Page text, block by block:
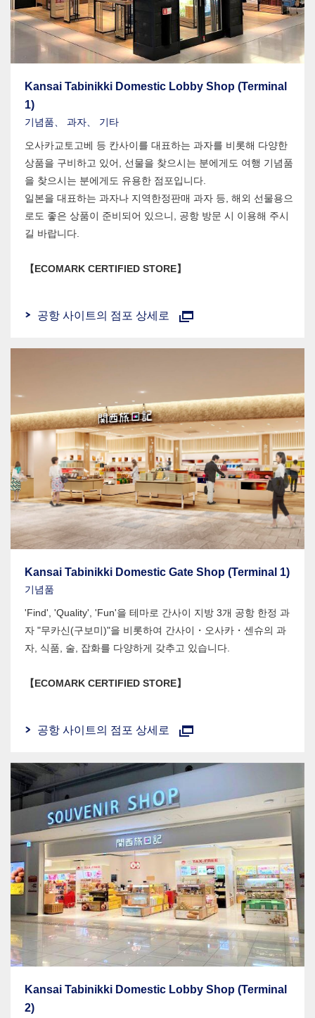
Kansai Tabinikki Domestic Lobby Shop (Terminal
1)
기념품、 과자、 기타
오사카교토고베 등 칸사이를 대표하는 과자를 비롯해 다양한
상품을 구비하고 있어, 선물을 찾으시는 분에게도 여행 기념품
을 찾으시는 분에게도 유용한 점포입니다.
일본을 대표하는 과자나 지역한정판매 과자 등, 해외 선물용으
로도 좋은 상품이 준비되어 있으니, 공항 방문 시 이용해 주시
길 바랍니다.
【ECOMARK CERTIFIED STORE】
공항 사이트의 점포 상세로
Kansai Tabinikki Domestic Gate Shop (Terminal 1)
기념품
'Find', 'Quality', 'Fun'을 테마로 간사이 지방 3개 공항 한정 과
자 "무카신(구보미)"을 비롯하여 간사이・오사카・센슈의 과
자, 식품, 술, 잡화를 다양하게 갖추고 있습니다.
【ECOMARK CERTIFIED STORE】
공항 사이트의 점포 상세로
Kansai Tabinikki Domestic Lobby Shop (Terminal
2)